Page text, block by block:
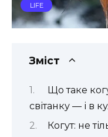
LIFE
Зміст
Що таке
світанку — і в
Когут: не